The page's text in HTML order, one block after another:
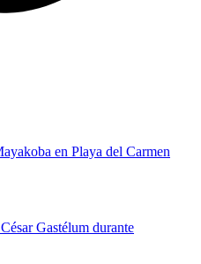
en Playa del Carmen
Gastélum durante